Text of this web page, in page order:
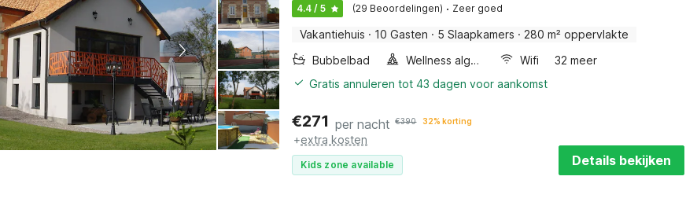
4.4 / 5 (29 Beoordelingen) · Zeer goed
Vakantiehuis · 10 Gasten · 5 Slaapkamers · 280 m² oppervlakte
Bubbelbad
Wellness algemeen Wifi
32 meer
Gratis annuleren tot 43 dagen voor aankomst
€271 per nacht €390 32% korting
+extra kosten
Kids zone available Details bekijken